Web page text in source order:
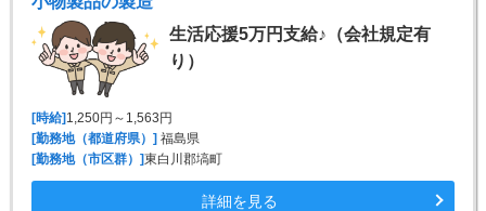
生活応援5万円支給♪（会社規定有
り）
[時給]1,250円～1,563円
[勤務地（都道府県）]福島県
[勤務地（市区群）]東白川郡塙町
詳細を見る